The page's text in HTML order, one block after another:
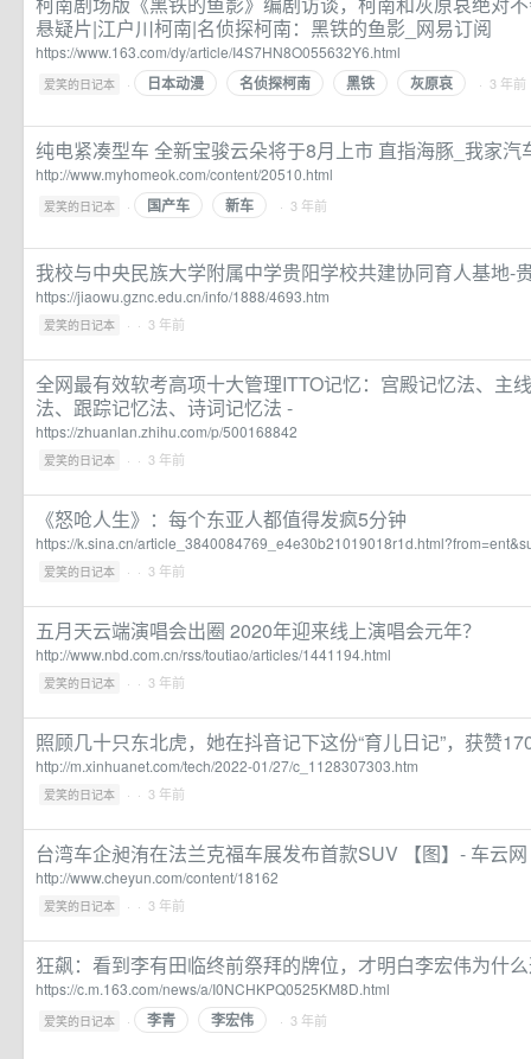
悬疑片|江户川柯南|名侦探柯南：黑铁的鱼影_网易订阅
https://www.163.com/dy/article/I4S7HN8O055632Y6.html
爱笑的日记本 · 日本动漫 名侦探柯南 黑铁 灰原哀 · 3 年前
纯电紧凑型车 全新宝骏云朵将于8月上市 直指海豚_我家汽
http://www.myhomeok.com/content/20510.html
爱笑的日记本 · 国产车 新车 · 3 年前
我校与中央民族大学附属中学贵阳学校共建协同育人基地-
https://jiaowu.gznc.edu.cn/info/1888/4693.htm
爱笑的日记本 · · 3 年前
全网最有效软考高项十大管理ITTO记忆：宫殿记忆法、主
法、跟踪记忆法、诗词记忆法 -
https://zhuanlan.zhihu.com/p/500168842
爱笑的日记本 · · 3 年前
《怒呛人生》：每个东亚人都值得发疯5分钟
https://k.sina.cn/
爱笑的日记本 · · 3 年前
五月天云端演唱会出圈 2020年迎来线上演唱会元年？
http://www.nbd.com.cn/rss/toutiao/articles/1441194.html
爱笑的日记本 · · 3 年前
照顾几十只东北虎，她在抖音记下这份“育儿日记”，获赞
http://m.xinhuanet.com/tech/2022-01/27/c_1128307303.htm
爱笑的日记本 · · 3 年前
台湾车企昶洧在法兰克福车展发布首款SUV 【图】- 车云网
http://www.cheyun.com/content/18162
爱笑的日记本 · · 3 年前
狂飙：看到李有田临终前祭拜的牌位，才明白李宏伟为什
https://c.m.163.com/news/a/I0NCHKPQ0525KM8D.html
爱笑的日记本 · 李青 李宏伟 · 3 年前